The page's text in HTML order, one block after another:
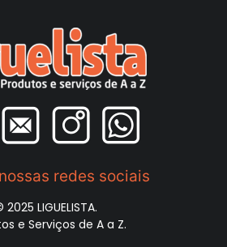
redes sociais
2025 LIGUELISTA.
e Serviços de A a Z.